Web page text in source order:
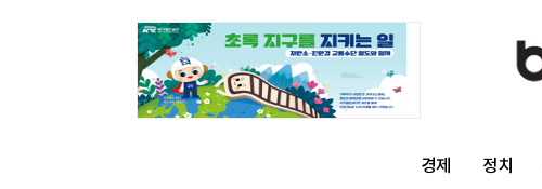
경제 정치